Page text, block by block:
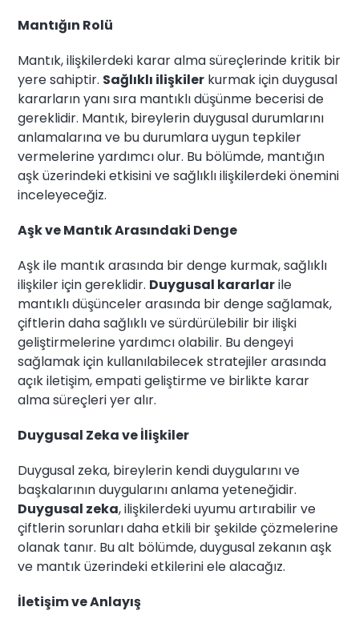
Mantığın Rolü
Mantık, ilişkilerdeki karar alma süreçlerinde kritik bir
yere sahiptir. Sağlıklı ilişkiler kurmak için duygusal
kararların yanı sıra mantıklı düşünme becerisi de
gereklidir. Mantık, bireylerin duygusal durumlarını
anlamalarına ve bu durumlara uygun tepkiler
vermelerine yardımcı olur. Bu bölümde, mantığın
aşk üzerindeki etkisini ve sağlıklı ilişkilerdeki önemini
inceleyeceğiz.
Aşk ve Mantık Arasındaki Denge
Aşk ile mantık arasında bir denge kurmak, sağlıklı
ilişkiler için gereklidir. Duygusal kararlarile
mantıklı düşünceler arasında bir denge sağlamak,
çiftlerin daha sağlıklı ve sürdürülebilir bir ilişki
geliştirmelerine yardımcı olabilir. Bu dengeyi
sağlamak için kullanılabilecek stratejiler arasında
açık iletişim, empati geliştirme ve birlikte karar
alma süreçleri yer alır.
Duygusal Zeka ve İlişkiler
Duygusal zeka, bireylerin kendi duygularını ve
başkalarının duygularını anlama yeteneğidir.
Duygusal zeka, ilişkilerdeki uyumu artırabilir ve
çiftlerin sorunları daha etkili bir şekilde çözmelerine
olanak tanır. Bu alt bölümde, duygusal zekanın aşk
ve mantık üzerindeki etkilerini ele alacağız.
İletişim ve Anlayış